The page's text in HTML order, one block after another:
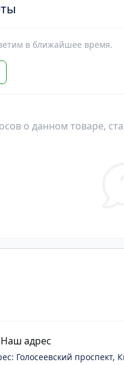
в ближайшее время.
о данном товаре,
Наш адрес
Голосеевский проспект,